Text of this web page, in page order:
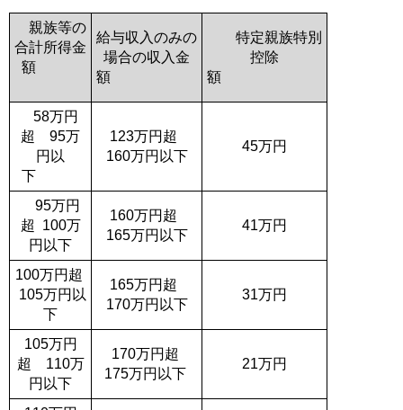
親族等の
合計所得金
額
給与収入のみの
場合の収入金
額
特定親族特別
控除
額
58万円
超 95万
円以
下
123万円超
160万円以下
45万円
95万円
超 100万
円以下
160万円超
165万円以下
41万円
100万円超
105万円以
下
165万円超
170万円以下
31万円
105万円
超 110万
円以下
170万円超
175万円以下
21万円